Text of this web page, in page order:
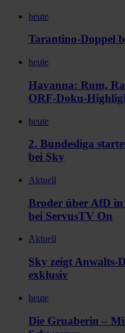
heute
Tarantino-Doppel
heute
Havanna: Rum,
ORF-Doku-
heute
2. Bundesliga
bei Sky
Aktuell
Broder über AfD in
bei ServusTV On
Aktuell
Sky zeigt Anwalts-
exklusiv
heute
Die Gruaberin –